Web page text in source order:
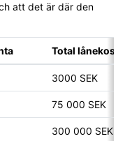
att det är där den
Total
3000 SEK
75 000 SEK
300 000 SEK